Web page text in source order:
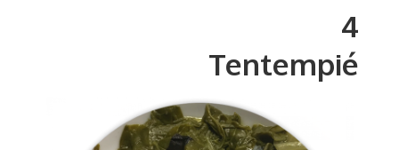
4
Tentempié